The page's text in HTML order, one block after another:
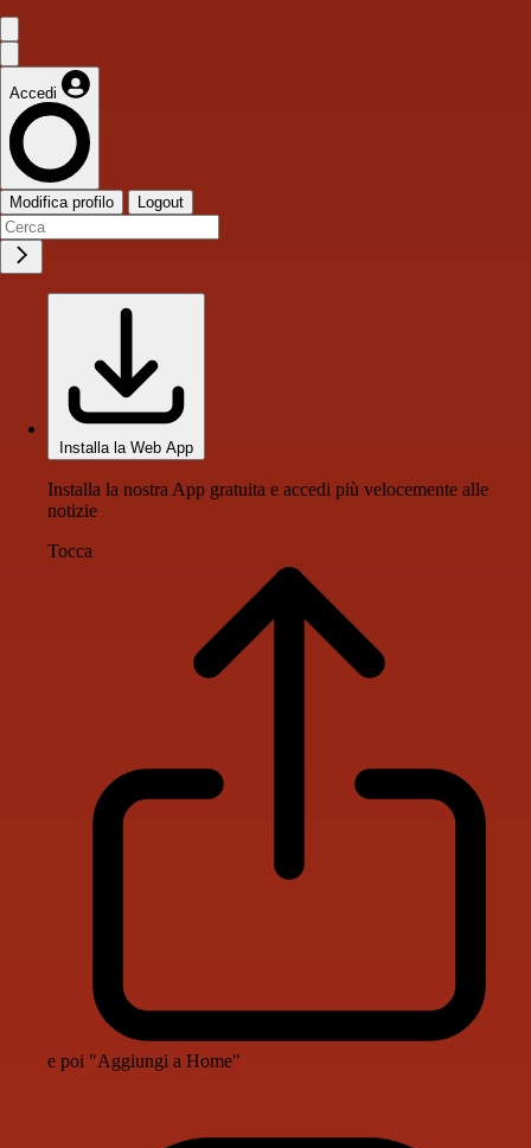
Accedi
Modifica profilo Logout
Installa la Web App
Installa la nostra App gratuita e accedi più velocemente alle
notizie
Tocca
e poi "Aggiungi a Home"